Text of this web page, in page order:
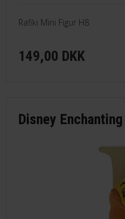
Rafiki Mini Figur H8
149,00 DKK
Disney